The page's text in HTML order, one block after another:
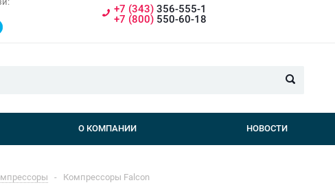
+7 (343) 356-555-1
+7 (800) 550-60-18
О КОМПАНИИ НОВОСТИ
- Компрессоры Falcon